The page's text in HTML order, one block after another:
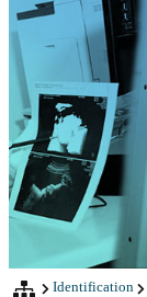
Identification